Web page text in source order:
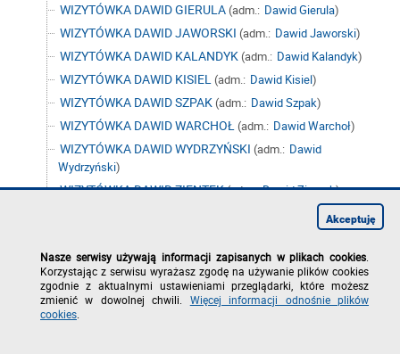
WIZYTÓWKA DAWID GIERULA(adm.: Dawid Gierula)
WIZYTÓWKA DAWID JAWORSKI (adm.: Dawid Jaworski)
WIZYTÓWKA DAWID KALANDYK(adm.: Dawid Kalandyk)
WIZYTÓWKA DAWID KISIEL(adm.: Dawid Kisiel)
WIZYTÓWKA DAWID SZPAK(adm.: Dawid Szpak)
WIZYTÓWKA DAWID WARCHOŁ(adm.: Dawid Warchoł)
WIZYTÓWKA DAWID WYDRZYŃSKI (adm.: Dawid
Wydrzyński)
WIZYTÓWKA DAWID ZIENTEK(adm.:Dawid Zientek)
Dominik Czach
WIZYTÓWKA DOMINIK STRZAŁKA(adm.: Dominik Strzałka
WIZYTÓWKA DOMINIK ZIMON (adm.:Dominik Zimon)
WIZYTÓWKA DOMINIKA SIWIEC(adm.:Dominika Siwiec)
Nasze serwisy używają informacji zapisanych w plikach cookies
Korzystając z serwisu wyrażasz zgodę na używanie plików cookies
zgodnie z aktualnymi ustawieniami przeglądarki, które możesz
zmienić w dowolnej chwili. Więcej informacji odnośnie plików
cookies
Akceptuję